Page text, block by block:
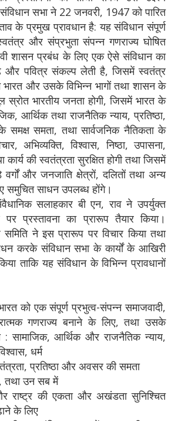
सभा ने 22 जनवरी, 1947 को पारित
के प्रमुख प्रावधान है: यह संविधान संपूर्ण
और संप्रभुता संपन्न गणराज्य घोषित
शासन प्रबंध के लिए एक ऐसे संविधान का
और पवित्र संकल्प लेती है, जिसमें स्वतंत्र
और उसके विभिन्न भागों तथा शासन के
स्रोत भारतीय जनता होगी, जिसमें भारत के
आर्थिक तथा राजनैतिक न्याय, प्रतिष्ठा,
समता, तथा सार्वजनिक नैतिकता के
अभिव्यक्ति, विश्वास, निष्ठा, उपासना,
की स्वतंत्रता सुरक्षित होगी तथा जिसमें
और जनजाति क्षेत्रों, दलितों तथा अन्य
समुचित साधन उपलब्ध होंगे।
सलाहकार बी एन, राव ने उपर्युक्त
प्रस्तावना का प्रारूप तैयार किया।
ने इस प्रारूप पर विचार किया तथा
करके संविधान सभा के कार्यों के आखिरी
ताकि यह संविधान के विभिन्न प्रावधानों
को एक संपूर्ण प्रभुत्व-संपन्न समाजवादी,
गणराज्य बनाने के लिए, तथा उसके
: सामाजिक, आर्थिक और राजनैतिक न्याय,
धर्म
प्रतिष्ठा और अवसर की समता
तथा उन सब में
राष्ट्र की एकता और अखंडता सुनिश्चित
के लिए